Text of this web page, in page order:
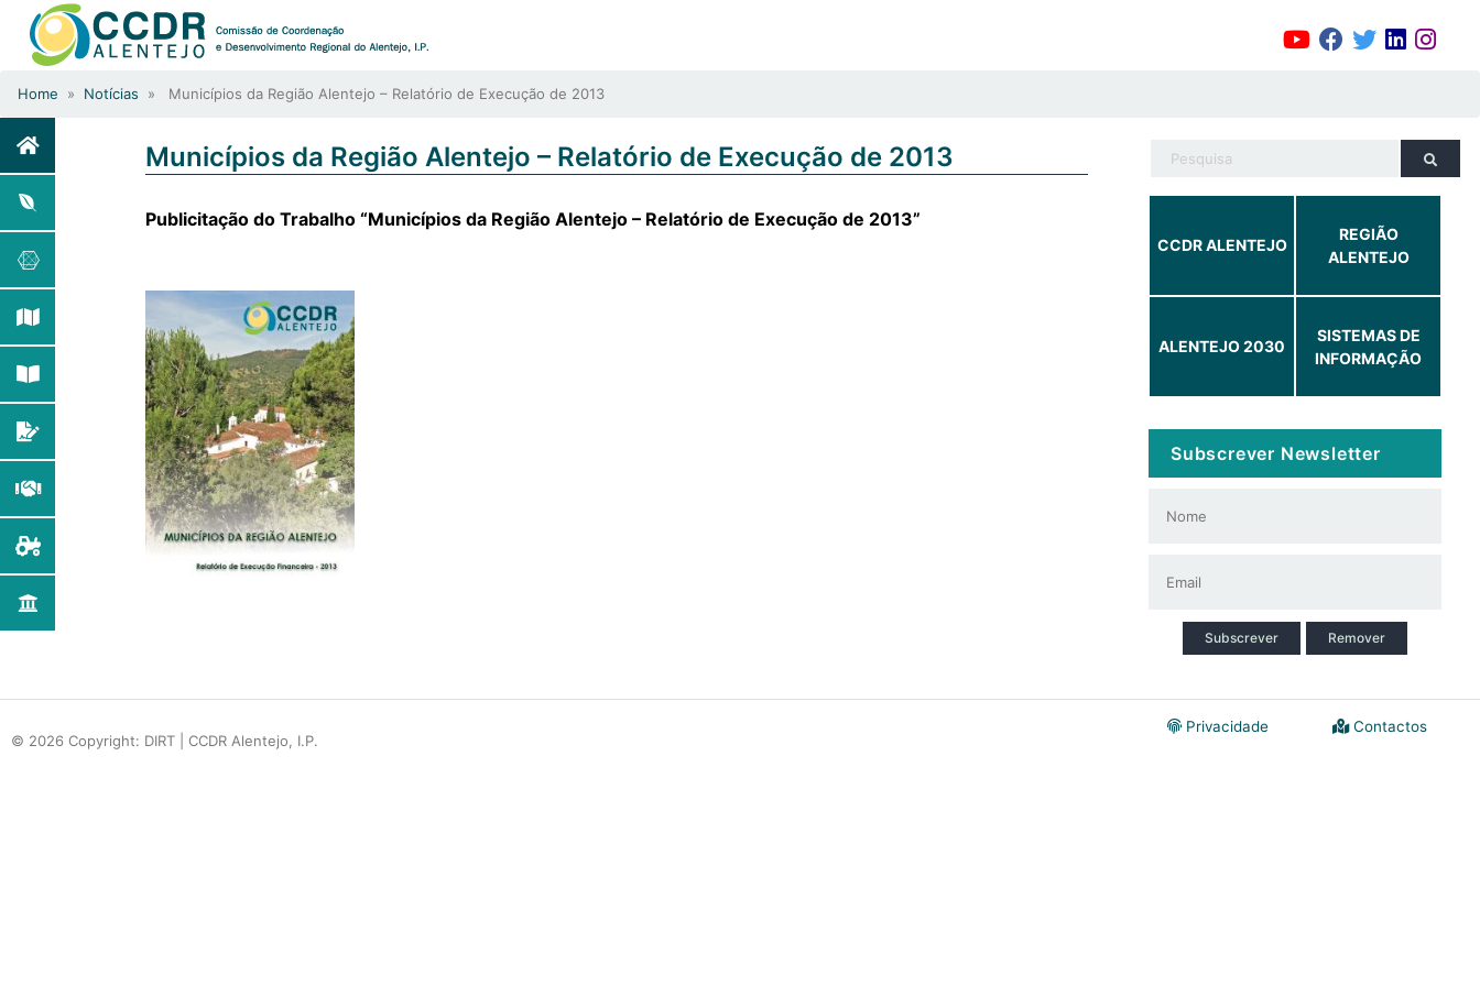
Home » Notícias » Municípios da Região Alentejo – Relatório de Execução de 2013
Municípios da Região Alentejo – Relatório de Execução de 2013
Publicitação do Trabalho “Municípios da Região Alentejo – Relatório de Execução de 2013”
CCDR ALENTEJO
REGIÃO
ALENTEJO
ALENTEJO 2030
SISTEMAS DE
INFORMAÇÃO
Subscrever Newsletter
Subscrever Remover
© 2026 Copyright: DIRT | CCDR Alentejo, I.P.
Contactos
Privacidade